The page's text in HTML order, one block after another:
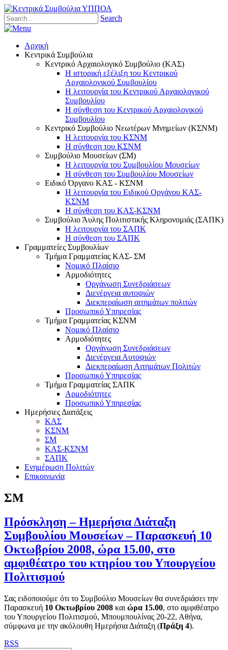
Search
Αρχική
Κεντρικά Συμβούλια
Κεντρικό Αρχαιολογικό Συμβούλιο (ΚΑΣ)
Η ιστορική εξέλιξη του Κεντρικού
Αρχαιολογικού Συμβουλίου
Η λειτουργία του Κεντρικού Αρχαιολογικού
Συμβουλίου
Η σύνθεση του Κεντρικού Αρχαιολογικού
Συμβουλίου
Κεντρικό Συμβούλιο Νεωτέρων Μνημείων (ΚΣΝΜ)
Η λειτουργία του ΚΣΝΜ
Η σύνθεση του ΚΣΝΜ
Συμβούλιο Μουσείων (ΣΜ)
Η λειτουργία του Συμβουλίου Μουσείων
Η σύνθεση του Συμβουλίου Μουσείων
Ειδικό Όργανο ΚΑΣ - ΚΣΝΜ
Η λειτουργία του Ειδικού Οργάνου ΚΑΣ-
ΚΣΝΜ
Η σύνθεση του ΚΑΣ-ΚΣΝΜ
Συμβούλιο Άυλης Πολιτιστικής Κληρονομιάς (ΣΑΠΚ)
Η λειτουργία του ΣΑΠΚ
Η σύνθεση του ΣΑΠΚ
Γραμματείες Συμβουλίων
Τμήμα Γραμματείας ΚΑΣ- ΣΜ
Νομικό Πλαίσιο
Αρμοδιότητες
Οργάνωση Συνεδριάσεων
Διενέργεια αυτοψιών
Διεκπεραίωση αιτημάτων πολιτών
Προσωπικό Υπηρεσίας
Τμήμα Γραμματείας ΚΣΝΜ
Νομικό Πλαίσιο
Αρμοδιότητες
Οργάνωση Συνεδριάσεων
Διενέργεια Αυτοψιών
Διεκπεραίωση Αιτημάτων Πολιτών
Προσωπικό Υπηρεσίας
Τμήμα Γραμματείας ΣΑΠΚ
Αρμοδιότητες
Προσωπικό Υπηρεσίας
Ημερήσιες Διατάξεις
ΚΑΣ
ΚΣΝΜ
ΣΜ
ΚΑΣ-ΚΣΝΜ
ΣΑΠΚ
Ενημέρωση Πολιτών
Επικοινωνία
ΣΜ
Πρόσκληση – Ημερήσια Διάταξη
Συμβουλίου Μουσείων – Παρασκευή 10
Οκτωβρίου 2008, ώρα 15.00, στο
αμφιθέατρο του κτηρίου του Υπουργείου
Πολιτισμού
Σας ειδοποιούμε ότι το Συμβούλιο Μουσείων θα συνεδριάσει την
Παρασκευή 10 Οκτωβρίου 2008 και ώρα 15.00, στο αμφιθέατρο
του Υπουργείου Πολιτισμού, Μπουμπουλίνας 20-22, Αθήνα,
σύμφωνα με την ακόλουθη Ημερήσια Διάταξη (Πράξη 4).
RSS